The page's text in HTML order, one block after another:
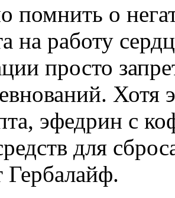
помнить о
на работу
просто
эфедрин с
для
Гербалайф.